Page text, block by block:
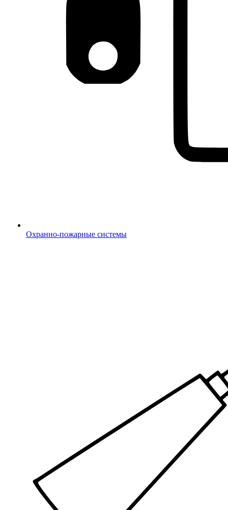
Охранно-пожарные системы